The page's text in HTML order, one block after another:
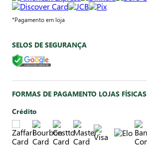
*Pagamento em loja
SELOS DE SEGURANÇA
FORMAS DE PAGAMENTO LOJAS FÍSICAS
Crédito